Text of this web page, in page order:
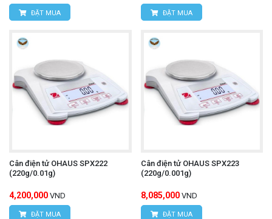
ĐẶT MUA ĐẶT MUA
Cân điện tử OHAUS SPX222
(220g/0.01g)
4,200,000 VND
ĐẶT MUA
Cân điện tử OHAUS SPX223
(220g/0.001g)
8,085,000 VND
ĐẶT MUA